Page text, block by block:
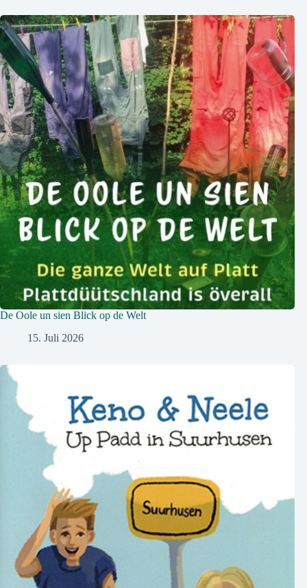
De Oole un sien Blick op de Welt
15. Juli 2026